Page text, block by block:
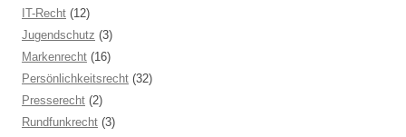
IT-Recht (12)
Jugendschutz (3)
Markenrecht (16)
Persönlichkeitsrecht (32)
Presserecht (2)
Rundfunkrecht (3)